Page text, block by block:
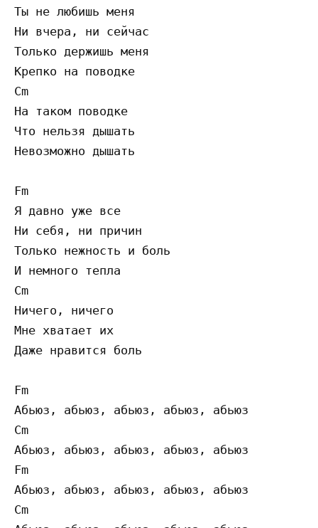
Ты не любишь меня
Ни вчера, ни сейчас
Только держишь меня
Крепко на поводке
Cm
На таком поводке
Что нельзя дышать
Невозможно дышать
Fm
Я давно уже все
Ни себя, ни причин
Только нежность и боль
И немного тепла
Cm
Ничего, ничего
Мне хватает их
Даже нравится боль
Fm
Абьюз, абьюз, абьюз, абьюз, абьюз
Cm
Абьюз, абьюз, абьюз, абьюз, абьюз
Fm
Абьюз, абьюз, абьюз, абьюз, абьюз
Cm